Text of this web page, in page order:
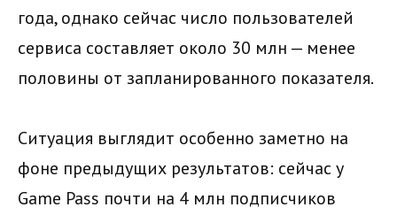
года, однако сейчас число пользователей
сервиса составляет около 30 млн — менее
половины от запланированного показателя.
Ситуация выглядит особенно заметно на
фоне предыдущих результатов: сейчас у
Game Pass почти на 4 млн подписчиков